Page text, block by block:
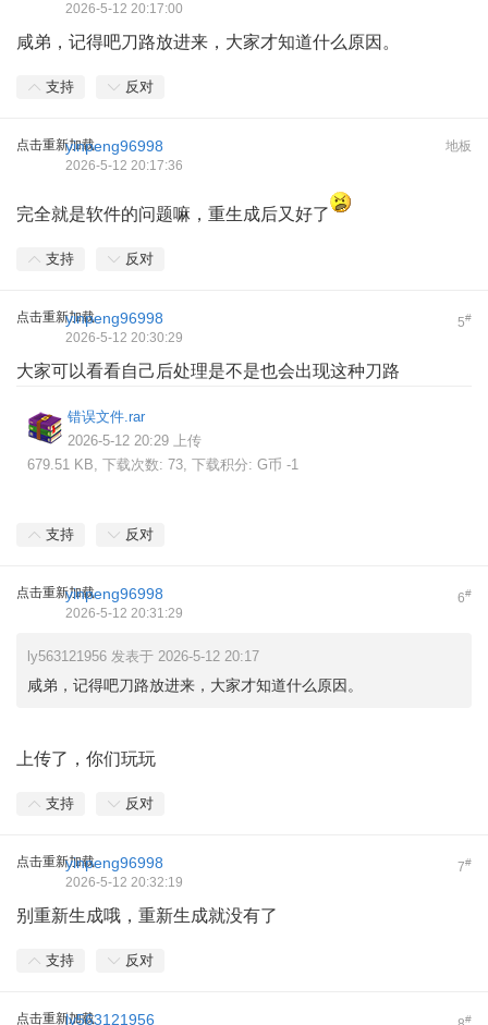
2026-5-12 20:17:00
咸弟，记得吧刀路放进来，大家才知道什么原因。
支持 反对
点击重新加载 地板
yinpeng96998
2026-5-12 20:17:36
完全就是软件的问题嘛，重生成后又好了
支持 反对
点击重新加载 5#
yinpeng96998
2026-5-12 20:30:29
大家可以看看自己后处理是不是也会出现这种刀路
错误文件.rar
2026-5-12 20:29 上传
679.51 KB, 下载次数: 73, 下载积分: G币 -1
支持 反对
点击重新加载 6#
yinpeng96998
2026-5-12 20:31:29
ly563121956 发表于 2026-5-12 20:17
咸弟，记得吧刀路放进来，大家才知道什么原因。
上传了，你们玩玩
支持 反对
点击重新加载 7#
yinpeng96998
2026-5-12 20:32:19
别重新生成哦，重新生成就没有了
支持 反对
点击重新加载 #
ly563121956